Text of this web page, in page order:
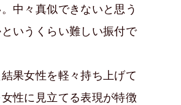
中々真似できないと思う
いうくらい難しい振付で
果女性を軽々持ち上げて
性に見立てる表現が特徴